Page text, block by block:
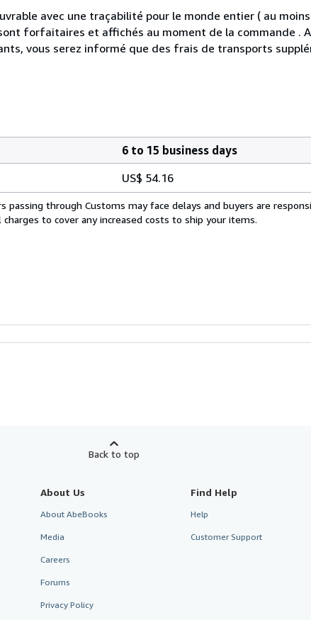
avec une traçabilité pour le monde entier ( au
forfaitaires et affichés au moment de la commande .
vous serez informé que des frais de transports
6 to 15 business days
US$ 54.16
through Customs may face delays and buyers are
to cover any increased costs to ship your items.
Back to top
About Us
About AbeBooks
Media
Careers
Forums
Privacy Policy
Find Help
Help
Customer Support